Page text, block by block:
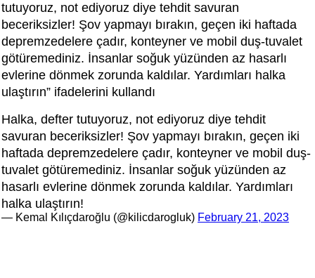
tutuyoruz, not ediyoruz diye tehdit savuran
beceriksizler! Şov yapmayı bırakın, geçen iki haftada
depremzedelere çadır, konteyner ve mobil duş-tuvalet
götüremediniz. İnsanlar soğuk yüzünden az hasarlı
evlerine dönmek zorunda kaldılar. Yardımları halka
ulaştırın” ifadelerini kullandı
Halka, defter tutuyoruz, not ediyoruz diye tehdit
savuran beceriksizler! Şov yapmayı bırakın, geçen iki
haftada depremzedelere çadır, konteyner ve mobil duş-
tuvalet götüremediniz. İnsanlar soğuk yüzünden az
hasarlı evlerine dönmek zorunda kaldılar. Yardımları
halka ulaştırın!
— Kemal Kılıçdaroğlu (@kilicdarogluk) February 21, 2023